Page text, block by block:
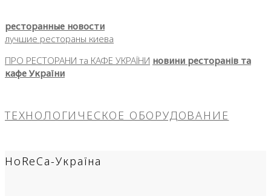
ресторанные новости
лучшие рестораны киева
ПРО РЕСТОРАНИ та КАФЕ УКРАЇНИ новини ресторанів та
кафе України
ТЕХНОЛОГИЧЕСКОЕ ОБОРУДОВАНИЕ
HoReCa-Україна